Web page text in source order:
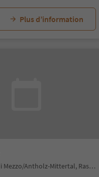
Plus d’information
Anterselva di Mezzo/Antholz-Mittertal, Rasen-Antholz/Rasun Anterselva, Dolomites Region Kronplatz/Plan de Corones